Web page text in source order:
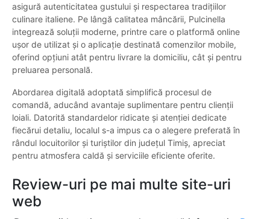
asigură autenticitatea gustului și respectarea tradițiilor
culinare italiene. Pe lângă calitatea mâncării, Pulcinella
integrează soluții moderne, printre care o platformă online
ușor de utilizat și o aplicație destinată comenzilor mobile,
oferind opțiuni atât pentru livrare la domiciliu, cât și pentru
preluarea personală.
Abordarea digitală adoptată simplifică procesul de
comandă, aducând avantaje suplimentare pentru clienții
loiali. Datorită standardelor ridicate și atenției dedicate
fiecărui detaliu, localul s-a impus ca o alegere preferată în
rândul locuitorilor și turiștilor din județul Timiș, apreciat
pentru atmosfera caldă și serviciile eficiente oferite.
Review-uri pe mai multe site-uri
web